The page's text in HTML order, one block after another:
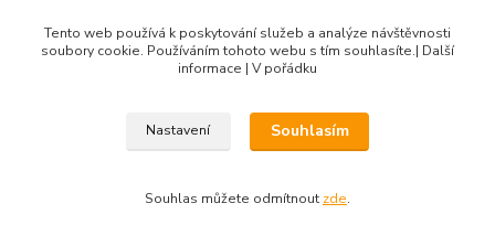
Vytvořeno na Eshop-rychle.cz
Tento web používá k poskytování služeb a analýze návštěvnosti
soubory cookie. Používáním tohoto webu s tím souhlasíte.| Další
informace | V pořádku
Nastavení Souhlasím
Souhlas můžete odmítnout zde.